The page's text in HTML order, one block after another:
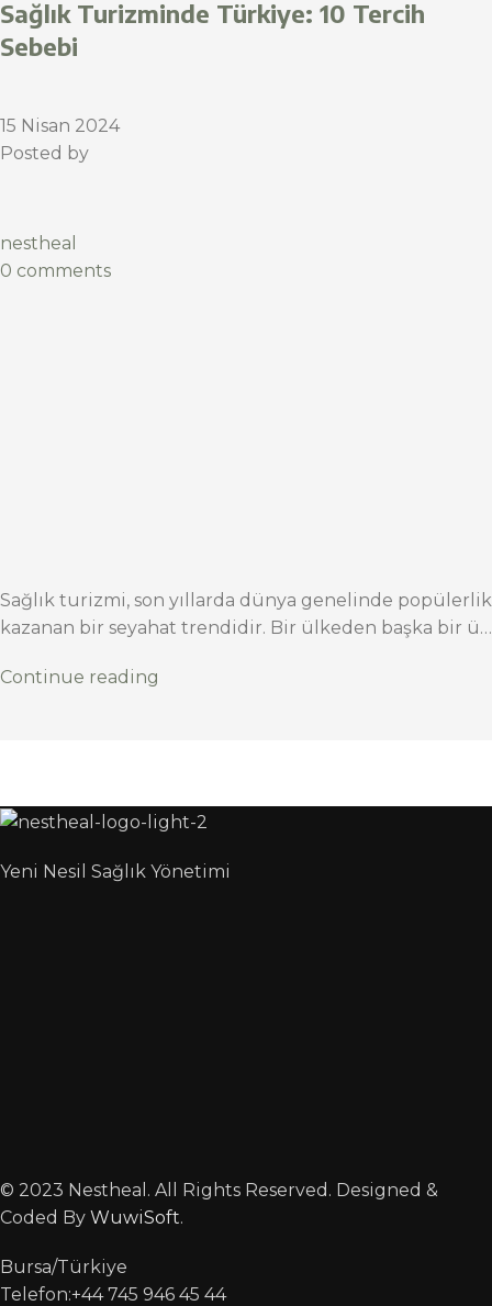
Sağlık Turizminde Türkiye: 10 Tercih
Sebebi
15 Nisan 2024
Posted by
nestheal
0 comments
Sağlık turizmi, son yıllarda dünya genelinde popülerlik
kazanan bir seyahat trendidir. Bir ülkeden başka bir ü…
Continue reading
Yeni Nesil Sağlık Yönetimi
© 2023 Nestheal. All Rights Reserved. Designed &
Coded By WuwiSoft.
Bursa/Türkiye
Telefon:+44 745 946 45 44